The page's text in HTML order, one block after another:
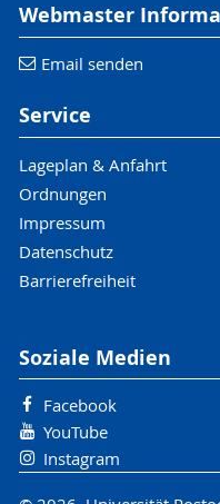
Webmaster
Email senden
Service
Lageplan & Anfahrt
Ordnungen
Impressum
Datenschutz
Barrierefreiheit
Soziale Medien
Facebook
YouTube
Instagram